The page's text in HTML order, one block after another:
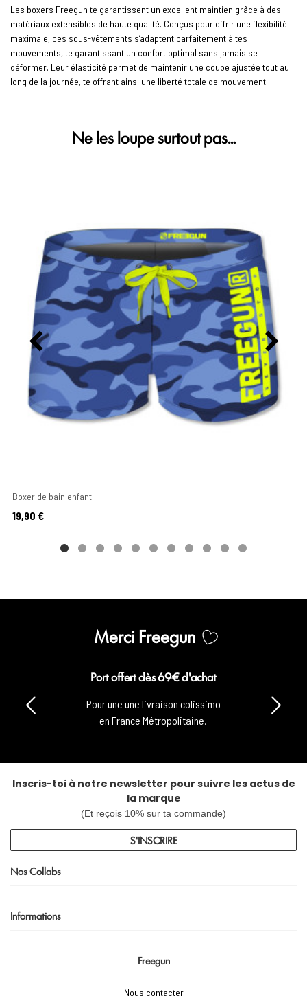
Les boxers Freegun te garantissent un excellent maintien grâce à des
matériaux extensibles de haute qualité. Conçus pour offrir une flexibilité
maximale, ces sous-vêtements s’adaptent parfaitement à tes
mouvements, te garantissant un confort optimal sans jamais se
déformer. Leur élasticité permet de maintenir une coupe ajustée tout au
long de la journée, te offrant ainsi une liberté totale de mouvement.
Ne les loupe surtout pas…
Boxer de bain enfant...
Prix
19,90 €
Merci Freegun
Port offert dès 69€ d'achat
Pour une une livraison colissimo
en France Métropolitaine.
Inscris-toi à notre newsletter pour suivre les actus de
la marque
(Et reçois 10% sur ta commande)
S'INSCRIRE
Nos Collabs
Informations
Freegun
Nous contacter